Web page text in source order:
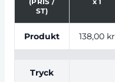
ST)
Produkt 138,00 kr
Tryck